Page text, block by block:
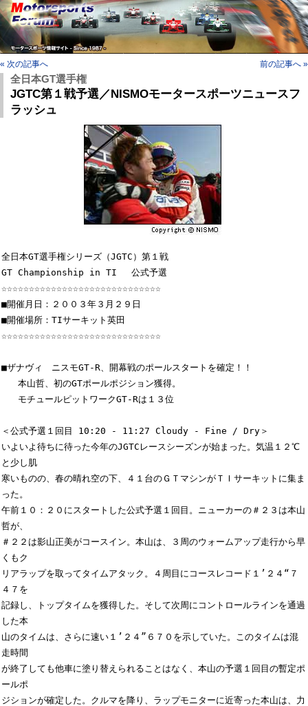
« 次の記事へ 前の記事へ »
全日本GT選手権
JGTC第１戦予選／NISMOモータースポーツニュースフ
ラッシュ
全日本GT選手権シリーズ（JGTC）第１戦
GT Championship in TI 　公式予選
☆☆☆☆☆☆☆☆☆☆☆☆☆☆☆☆☆☆☆☆☆☆☆☆☆☆☆☆☆
■開催月日：２００３年３月２９日
■開催場所：TIサーキット英田
☆☆☆☆☆☆☆☆☆☆☆☆☆☆☆☆☆☆☆☆☆☆☆☆☆☆☆☆☆
■ザナヴィ　ニスモGT-R、開幕戦のポールスタートを確定！！
＜公式予選１回目 10:20 - 11:27 Cloudy - Fine / Dry＞
いよいよ待ちに待った今年のJGTCレースシーズンが始まった。気温１２℃
と少し肌
寒いものの、春の晴れ空の下、４１台のＧＴマシンがＴＩサーキットに集ま
った。
午前１０：２０にスタートした公式予選１回目。ニューカーの＃２３は本山
哲が、
＃２２は影山正美がコースイン。本山は、３周のウォームアップ走行から早
くもク
リアラップを取ってタイムアタック。４周目にコースレコード１’２４“７
４７を
記録し、トップタイムを獲得した。そして次周にコントロールラインを通過
した本
山のタイムは、さらに速い１’２４”６７０を示していた。このタイムは混
走時間
が終了しても他車に塗り替えられることはなく、本山の予選１回目の暫定ポ
ールポ
ジションが確定した。クルマを降り、ラップモニターに近寄った本山は、力